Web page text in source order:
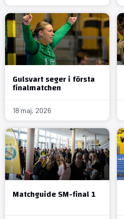
Gulsvart seger i första
finalmatchen
18 maj, 2026
Matchguide SM-final 1